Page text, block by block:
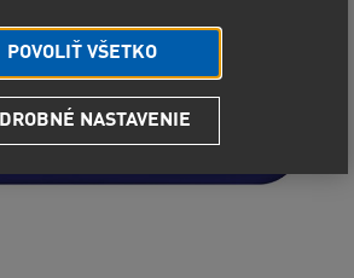
POVOLIŤ VŠETKO
NASTAVENIE